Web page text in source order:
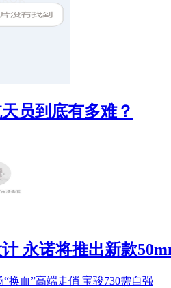
员到底有多难？
永诺将推出新款